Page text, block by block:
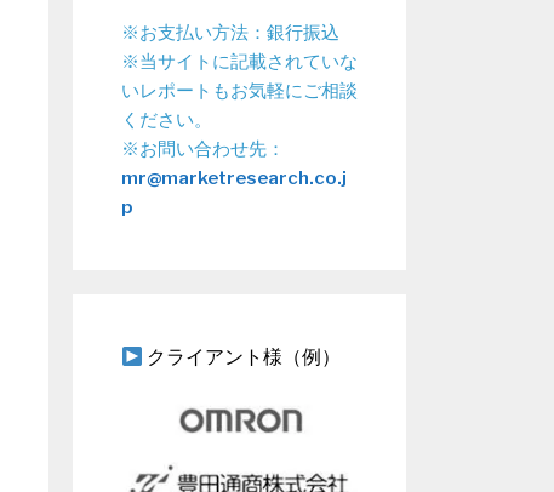
※お支払い方法：銀行振込
※当サイトに記載されていな
いレポートもお気軽にご相談
ください。
※お問い合わせ先：
mr@marketresearch.co.j
p
クライアント様（例）